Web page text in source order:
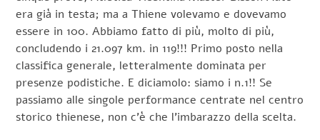
era già in testa; ma a Thiene volevamo e dovevamo
essere in 100. Abbiamo fatto di più, molto di più,
concludendo i 21.097 km. in 119!!! Primo posto nella
classifica generale, letteralmente dominata per
presenze podistiche. E diciamolo: siamo i n.1!! Se
passiamo alle singole performance centrate nel centro
storico thienese, non c’è che l’imbarazzo della scelta.